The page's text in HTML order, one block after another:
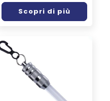
listino
Scopri di più